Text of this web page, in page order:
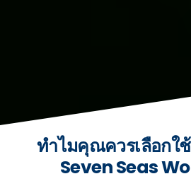
ทำไมคุณควรเลือกใ
Seven Seas